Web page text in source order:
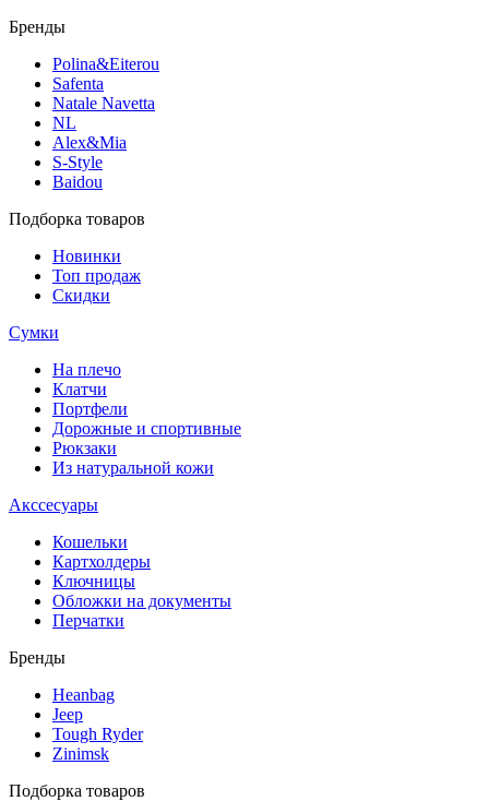
Бренды
Polina&Eiterou
Safenta
Natale Navetta
NL
Alex&Mia
S-Style
Baidou
Подборка товаров
Новинки
Топ продаж
Скидки
Сумки
На плечо
Клатчи
Портфели
Дорожные и спортивные
Рюкзаки
Из натуральной кожи
Акссесуары
Кошельки
Картхолдеры
Ключницы
Обложки на документы
Перчатки
Бренды
Heanbag
Jeep
Tough Ryder
Zinimsk
Подборка товаров